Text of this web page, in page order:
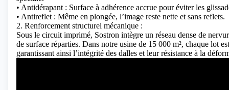
• Antidérapant : Surface à adhérence accrue pour éviter les
• Antireflet : Même en plongée, l’image reste nette et sans reflets.
2. Renforcement structurel mécanique :
Sous le circuit imprimé, Sostron intègre un réseau dense de
de surface réparties. Dans notre usine de 15 000 m², chaque lot
garantissant ainsi l’intégrité des dalles et leur résistance à la